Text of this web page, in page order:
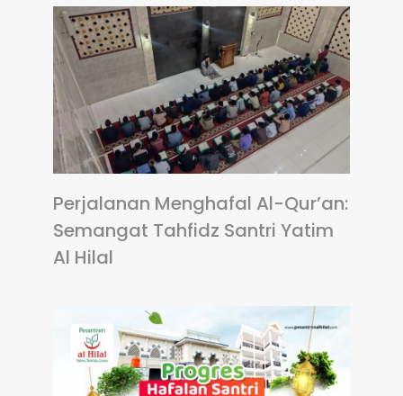
Perjalanan Menghafal Al-Qur’an:
Semangat Tahfidz Santri Yatim
Al Hilal